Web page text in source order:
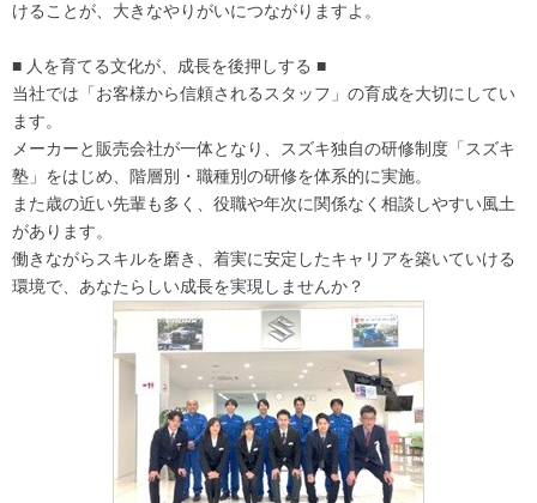
けることが、大きなやりがいにつながりますよ。
■ 人を育てる文化が、成長を後押しする ■
当社では「お客様から信頼されるスタッフ」の育成を大切にしてい
ます。
メーカーと販売会社が一体となり、スズキ独自の研修制度「スズキ
塾」をはじめ、階層別・職種別の研修を体系的に実施。
また歳の近い先輩も多く、役職や年次に関係なく相談しやすい風土
があります。
働きながらスキルを磨き、着実に安定したキャリアを築いていける
環境で、あなたらしい成長を実現しませんか？